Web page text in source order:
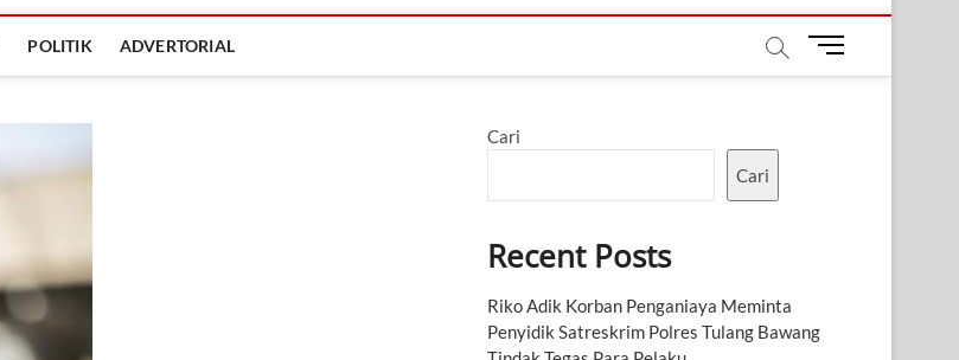
POLITIK ADVERTORIAL
M
Cari
Cari
Recent Posts
Riko Adik Korban Penganiaya Meminta
Penyidik Satreskrim Polres Tulang Bawang